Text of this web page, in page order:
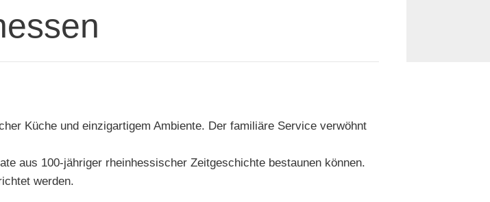
Küche und einzigartigem Ambiente. Der familiäre Service verwöhnt
aus 100-jähriger rheinhessischer Zeitgeschichte bestaunen können.
werden.